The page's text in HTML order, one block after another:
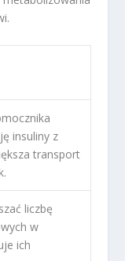
insuliny z
transport
liczbę
w
ich